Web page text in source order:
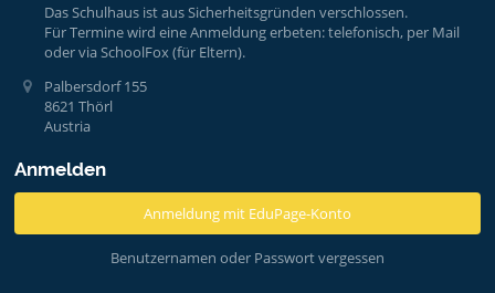
Das Schulhaus ist aus Sicherheitsgründen verschlossen.
Für Termine wird eine Anmeldung erbeten: telefonisch, per Mail
oder via SchoolFox (für Eltern).
Palbersdorf 155
8621 Thörl
Austria
Anmelden
Anmeldung mit EduPage-Konto
Benutzernamen oder Passwort vergessen